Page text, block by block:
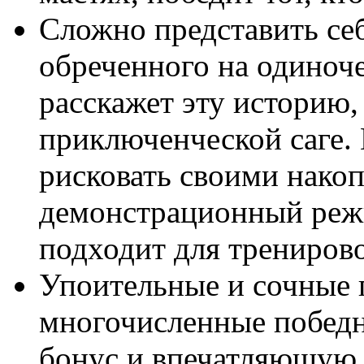
Сложно представить
обреченного на
расскажет эту
приключенческой
рисковать своими
демонстрационный
подходит для
Упоительные и сочные
многочисленные